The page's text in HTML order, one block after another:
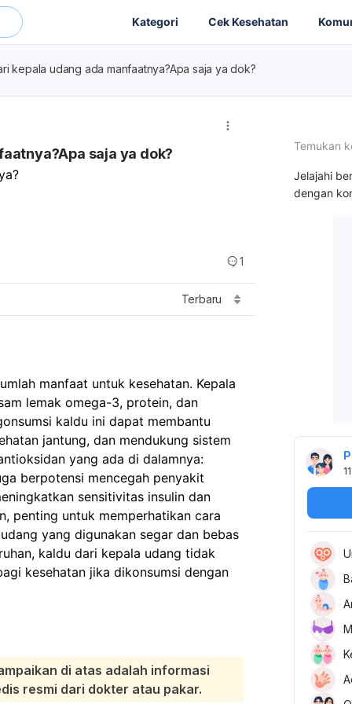
Kategori Cek Kesehatan
kepala udang ada manfaatnya?Apa saja ya dok?
saja ya dok?
1
Terbaru
manfaat untuk kesehatan. Kepala
lemak omega-3, protein, dan
kaldu ini dapat membantu
jantung, dan mendukung sistem
yang ada di dalamnya:
berpotensi mencegah penyakit
sensitivitas insulin dan
penting untuk memperhatikan cara
yang digunakan segar dan bebas
kaldu dari kepala udang tidak
kesehatan jika dikonsumsi dengan
di atas adalah informasi
resmi dari dokter atau pakar.
Temukan
Jelajahi
dengan
11